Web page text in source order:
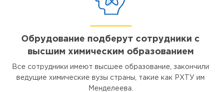
Обрудование подберут сотрудники с
высшим химическим образованием
Все сотрудники имеют высшее образование, закончили
ведущие химические вузы страны, такие как РХТУ им
Менделеева.